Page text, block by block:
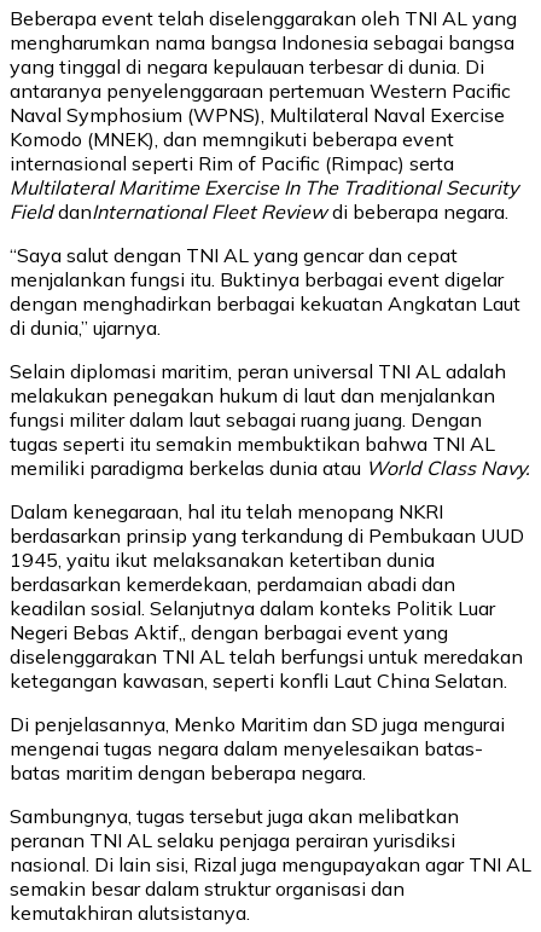
Beberapa event telah diselenggarakan oleh TNI AL yang
mengharumkan nama bangsa Indonesia sebagai bangsa
yang tinggal di negara kepulauan terbesar di dunia. Di
antaranya penyelenggaraan pertemuan Western Pacific
Naval Symphosium (WPNS), Multilateral Naval Exercise
Komodo (MNEK), dan memngikuti beberapa event
internasional seperti Rim of Pacific (Rimpac) serta
Multilateral Maritime Exercise In The Traditional Security
FielddanInternational Fleet Reviewdi beberapa negara.
“Saya salut dengan TNI AL yang gencar dan cepat
menjalankan fungsi itu. Buktinya berbagai event digelar
dengan menghadirkan berbagai kekuatan Angkatan Laut
di dunia,” ujarnya.
Selain diplomasi maritim, peran universal TNI AL adalah
melakukan penegakan hukum di laut dan menjalankan
fungsi militer dalam laut sebagai ruang juang. Dengan
tugas seperti itu semakin membuktikan bahwa TNI AL
memiliki paradigma berkelas dunia atau World Class Navy.
Dalam kenegaraan, hal itu telah menopang NKRI
berdasarkan prinsip yang terkandung di Pembukaan UUD
1945, yaitu ikut melaksanakan ketertiban dunia
berdasarkan kemerdekaan, perdamaian abadi dan
keadilan sosial. Selanjutnya dalam konteks Politik Luar
Negeri Bebas Aktif,, dengan berbagai event yang
diselenggarakan TNI AL telah berfungsi untuk meredakan
ketegangan kawasan, seperti konfli Laut China Selatan.
Di penjelasannya, Menko Maritim dan SD juga mengurai
mengenai tugas negara dalam menyelesaikan batas-
batas maritim dengan beberapa negara.
Sambungnya, tugas tersebut juga akan melibatkan
peranan TNI AL selaku penjaga perairan yurisdiksi
nasional. Di lain sisi, Rizal juga mengupayakan agar TNI AL
semakin besar dalam struktur organisasi dan
kemutakhiran alutsistanya.